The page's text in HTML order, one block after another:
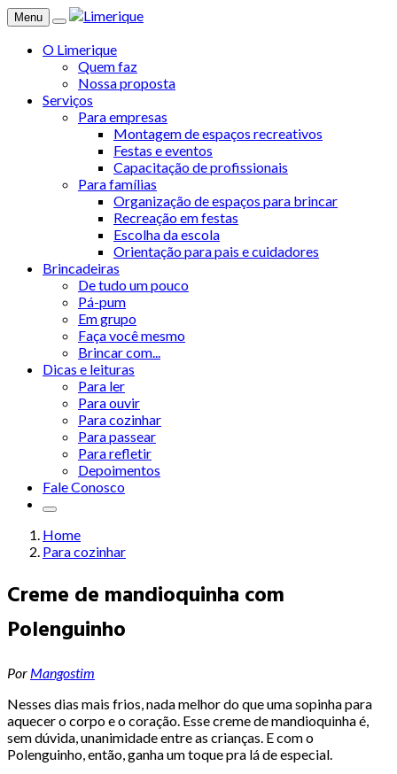
Menu
O Limerique
Quem faz
Nossa proposta
Serviços
Para empresas
Montagem de espaços recreativos
Festas e eventos
Capacitação de profissionais
Para famílias
Organização de espaços para brincar
Recreação em festas
Escolha da escola
Orientação para pais e cuidadores
Brincadeiras
De tudo um pouco
Pá-pum
Em grupo
Faça você mesmo
Brincar com...
Dicas e leituras
Para ler
Para ouvir
Para cozinhar
Para passear
Para refletir
Depoimentos
Fale Conosco
Home
Para cozinhar
Creme de mandioquinha com
Polenguinho
Por Mangostim
Nesses dias mais frios, nada melhor do que uma sopinha para
aquecer o corpo e o coração. Esse creme de mandioquinha é,
sem dúvida, unanimidade entre as crianças. E com o
Polenguinho, então, ganha um toque pra lá de especial.